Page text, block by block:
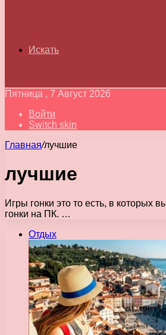
Искать
Пятница , 7 Август 2026
Войти
Switch skin
Главная/лучшие
лучшие
Игры гонки это то есть, в
гонки на ПК. …
Отдых